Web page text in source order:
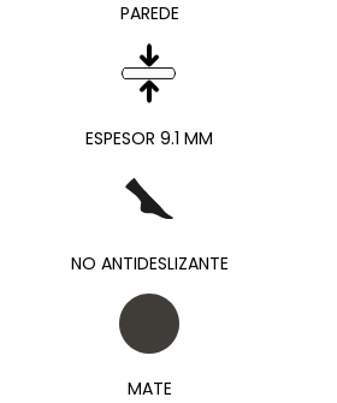
PAREDE
ESPESOR 9.1 MM
NO ANTIDESLIZANTE
MATE